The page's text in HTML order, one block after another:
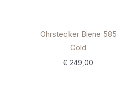
Ohrstecker Biene 585
Gold
€ 249,00